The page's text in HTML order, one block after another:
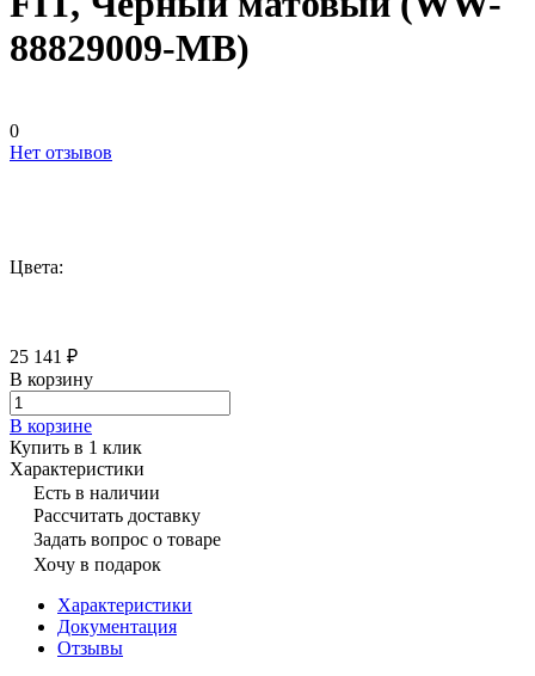
88829009-MB)
0
Нет отзывов
Цвета:
25 141 ₽
В корзину
В корзине
Купить в 1 клик
Характеристики
Есть в наличии
Рассчитать доставку
Задать вопрос о товаре
Хочу в подарок
Характеристики
Документация
Отзывы